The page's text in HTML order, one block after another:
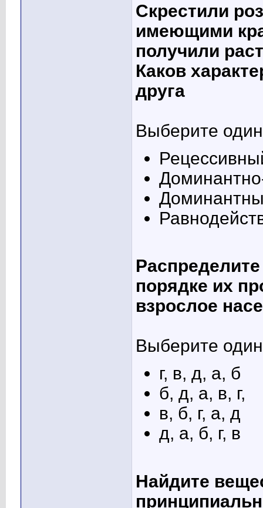
Скрестили
имеющими
получили
Каков
друга
Выберите
порядке их
взрослое
Выберите
г, в, д, а, б
б, д, а, в, г,
в, б, г, а, д
д, а, б, г, в
Найдите